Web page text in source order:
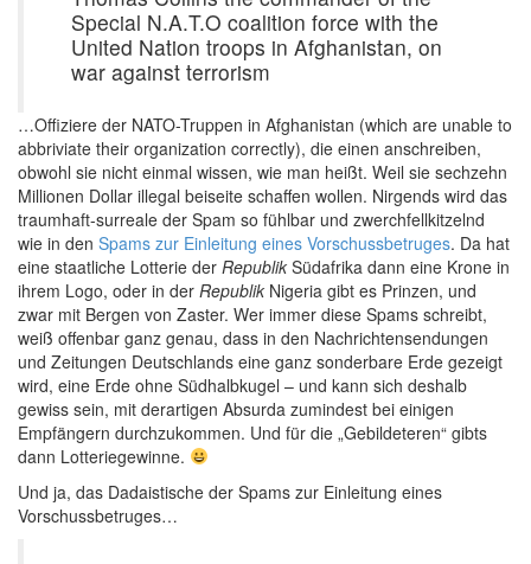
Special N.A.T.O coalition force with the
United Nation troops in Afghanistan, on
war against terrorism
…Offiziere der NATO-Truppen in Afghanistan (which are unable to
abbriviate their organization correctly), die einen anschreiben,
obwohl sie nicht einmal wissen, wie man heißt. Weil sie sechzehn
Millionen Dollar illegal beiseite schaffen wollen. Nirgends wird das
traumhaft-surreale der Spam so fühlbar und zwerchfellkitzelnd
wie in den Spams zur Einleitung eines Vorschussbetruges. Da hat
eine staatliche Lotterie der Republik Südafrika dann eine Krone in
ihrem Logo, oder in der Republik Nigeria gibt es Prinzen, und
zwar mit Bergen von Zaster. Wer immer diese Spams schreibt,
weiß offenbar ganz genau, dass in den Nachrichtensendungen
und Zeitungen Deutschlands eine ganz sonderbare Erde gezeigt
wird, eine Erde ohne Südhalbkugel – und kann sich deshalb
gewiss sein, mit derartigen Absurda zumindest bei einigen
Empfängern durchzukommen. Und für die „Gebildeteren“ gibts
dann Lotteriegewinne.
Und ja, das Dadaistische der Spams zur Einleitung eines
Vorschussbetruges…